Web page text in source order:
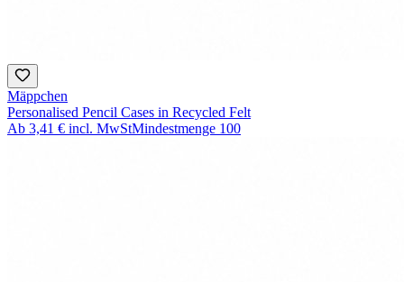
Mäppchen
Personalised Pencil Cases in Recycled Felt
Ab 3,41 € incl. MwStMindestmenge 100